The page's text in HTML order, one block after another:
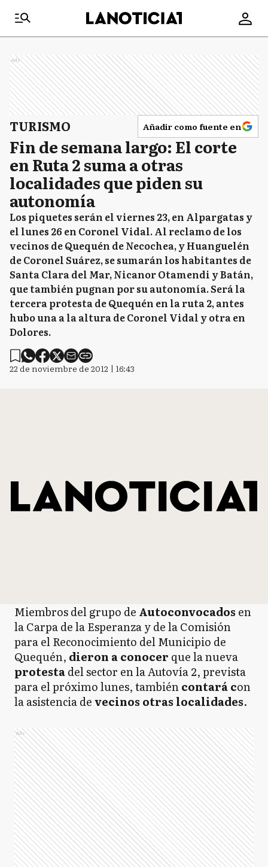
Ads
TURISMO Añadir como fuente en
Fin de semana largo: El corte
en Ruta 2 suma a otras
localidades que piden su
autonomía
Los piquetes serán el viernes 23, en Alpargatas y
el lunes 26 en Coronel Vidal. Al reclamo de los
vecinos de Quequén de Necochea, y Huanguelén
de Coronel Suárez, se sumarán los habitantes de
Santa Clara del Mar, Nicanor Otamendi y Batán,
que también pugnan por su autonomía. Será la
tercera protesta de Quequén en la ruta 2, antes
hubo una a la altura de Coronel Vidal y otra en
Dolores.
22 de noviembre de 2012 | 16:43
Miembros del grupo de Autoconvocados en
la Carpa de la Esperanza y de la Comisión
para el Reconocimiento del Municipio de
Quequén, dieron a conocer que la nueva
protestadel sector en la Autovía 2, prevista
para el próximo lunes, tambiéncontará con
la asistencia devecinos otras localidades.
Ads